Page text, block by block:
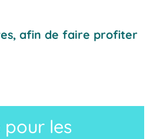
, afin de faire profiter
les